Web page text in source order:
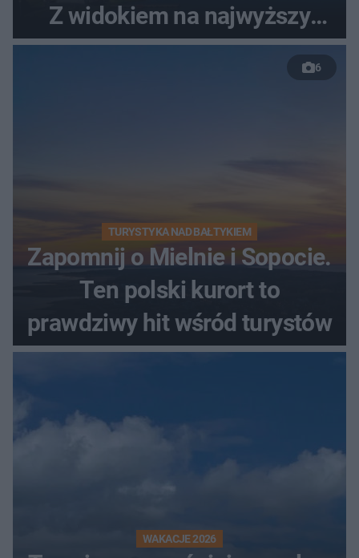
Z widokiem na najwyższy
szczyt Gór Świętokrzyskich
6
TURYSTYKA NAD BAŁTYKIEM
Zapomnij o Mielnie i Sopocie.
Ten polski kurort to
prawdziwy hit wśród turystów
WAKACJE 2026